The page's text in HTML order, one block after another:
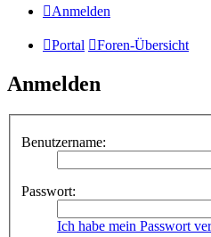
Anmelden
Portal Foren-Übersicht
Anmelden
Benutzername:
Passwort:
Ich habe mein Passwort